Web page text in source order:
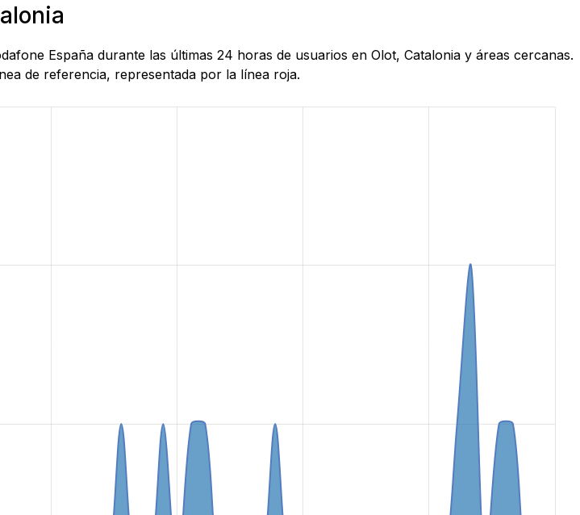
España durante las últimas 24 horas de usuarios en Olot, Catalonia y áreas cercanas.
de referencia, representada por la línea roja.